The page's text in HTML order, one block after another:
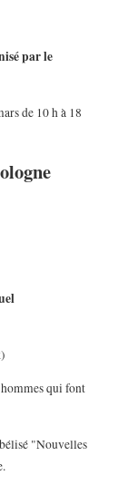
par le
de 10 h à 18
qui font
"Nouvelles